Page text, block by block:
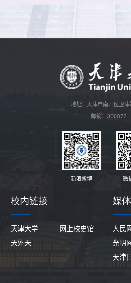
地址：天津市南开区卫
邮编：300072
新浪微博 微
校内链接
天津大学
网上校史馆
天外天
媒
人民
光明
天津